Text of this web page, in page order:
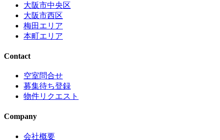
大阪市中央区
大阪市西区
梅田エリア
本町エリア
Contact
空室問合せ
募集待ち登録
物件リクエスト
Company
会社概要